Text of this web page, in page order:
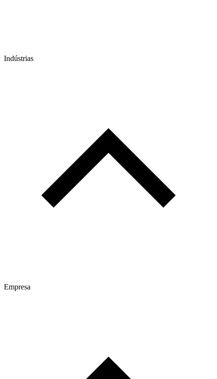
Indústrias
Empresa